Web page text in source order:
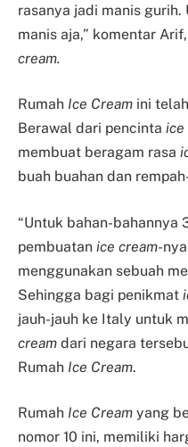
rasanya jadi manis
manis aja,” komentar
cream.
Rumah Ice Cream ini
Berawal dari pencinta ice
membuat beragam rasa
buah buahan dan
“Untuk bahan-bahannya
pembuatan ice cream-
menggunakan sebuah
Sehingga bagi penikmat
jauh-jauh ke Italy untuk
cream dari negara
Rumah Ice Cream.
Rumah Ice Cream yang
nomor 10 ini, memiliki